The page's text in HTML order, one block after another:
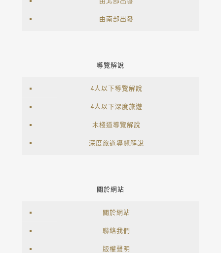
由南部出發
導覽解說
4人以下導覽解說
4人以下深度旅遊
木棧道導覽解說
深度旅遊導覽解說
關於網站
關於網站
聯絡我們
版權聲明